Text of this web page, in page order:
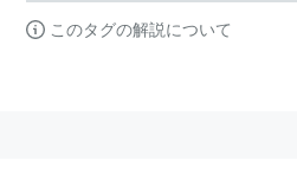
このタグの解説について